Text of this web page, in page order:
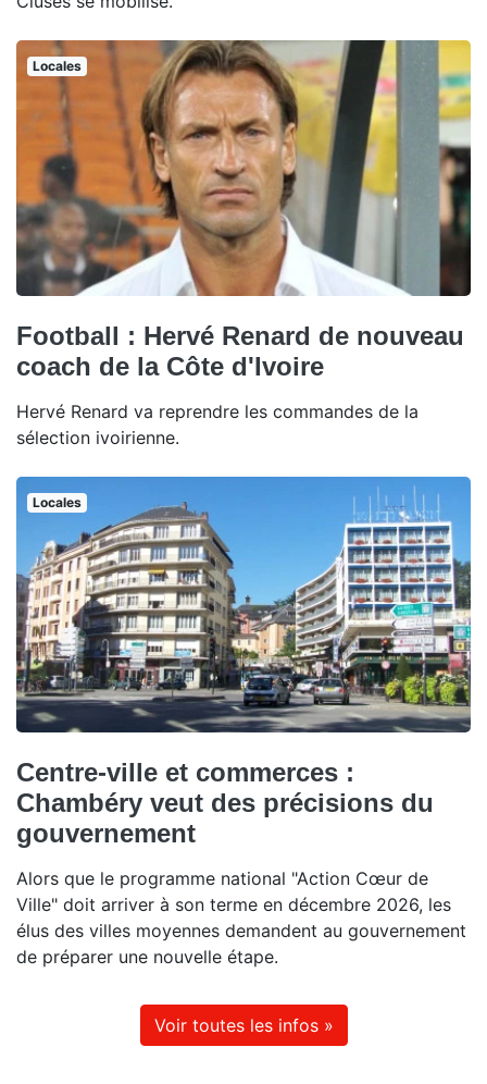
Locales
Football : Hervé Renard de nouveau
coach de la Côte d'Ivoire
Hervé Renard va reprendre les commandes de la
sélection ivoirienne.
Locales
Centre-ville et commerces :
Chambéry veut des précisions du
gouvernement
Alors que le programme national "Action Cœur de
Ville" doit arriver à son terme en décembre 2026, les
élus des villes moyennes demandent au gouvernement
de préparer une nouvelle étape.
Voir toutes les infos »